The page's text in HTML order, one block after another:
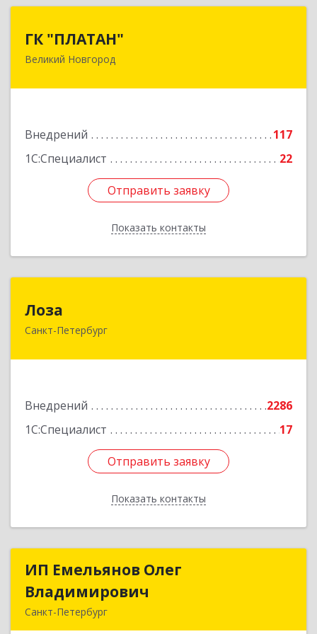
ГК "ПЛАТАН"
Великий Новгород
Внедрений
117
1С:Специалист
22
Отправить заявку
Показать контакты
173003, Новгородская обл, Великий Новгород
Подробнее
Отправить заявку
Назад
Лоза
Санкт-Петербург
Внедрений
2286
1С:Специалист
17
Отправить заявку
Показать контакты
194044, Санкт-Петербург г, Выборгская наб,
Отправить заявку
Назад
ИП Емельянов Олег
Владимирович
Санкт-Петербург
ИП Емельянов Олег